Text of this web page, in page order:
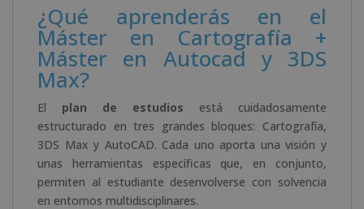
¿Qué aprenderás en el
Máster en Cartografía +
Máster en Autocad y 3DS
Max?
El plan de estudios está cuidadosamente
estructurado en tres grandes bloques: Cartografía,
3DS Max y AutoCAD. Cada uno aporta una visión y
unas herramientas específicas que, en conjunto,
permiten al estudiante desenvolverse con solvencia
en entornos multidisciplinares.